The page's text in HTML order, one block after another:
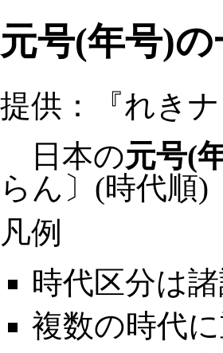
元号(年号)の
提供：『れき
日本の元号(
らん〕(時代順)
凡例
時代区分は諸
複数の時代